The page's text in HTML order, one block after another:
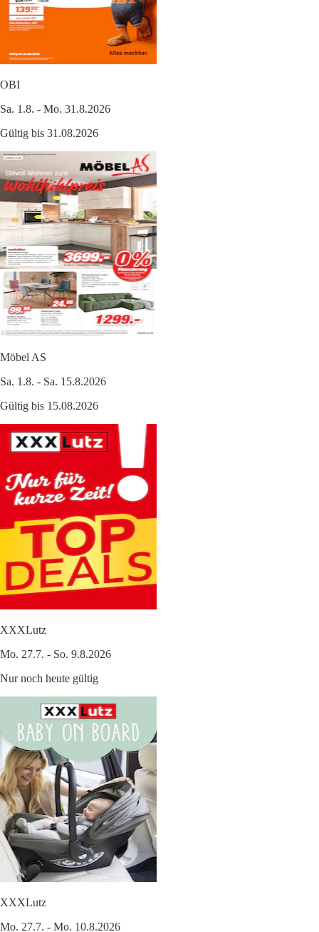
OBI
Sa. 1.8. - Mo. 31.8.2026
Gültig bis 31.08.2026
Möbel AS
Sa. 1.8. - Sa. 15.8.2026
Gültig bis 15.08.2026
XXXLutz
Mo. 27.7. - So. 9.8.2026
Nur noch heute gültig
XXXLutz
Mo. 27.7. - Mo. 10.8.2026